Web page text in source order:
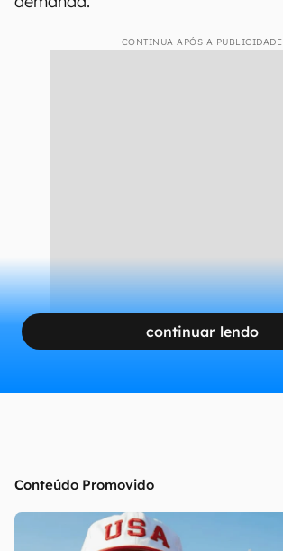
CONTINUA APÓS A PUBLICIDADE
continuar lendo